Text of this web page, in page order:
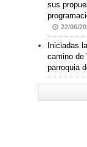
sus
22/06/
Iniciadas
camino de
parroquia